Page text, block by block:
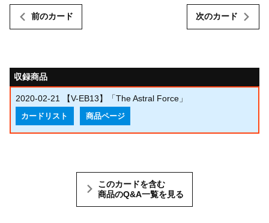
前のカード 次のカード
収録商品
2020-02-21 【V-EB13】「The Astral Force」
カードリスト 商品ページ
このカードを含む
商品のQ&A一覧を見る